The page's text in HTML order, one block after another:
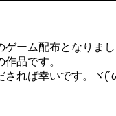
ゲーム配布となりま
品です。
されば幸いです。ヾ